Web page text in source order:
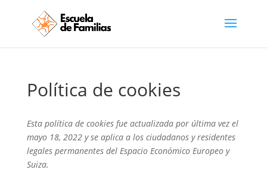
Política de cookies
Esta política de cookies fue actualizada por última vez el
mayo 18, 2022 y se aplica a los ciudadanos y residentes
legales permanentes del Espacio Económico Europeo y
Suiza.